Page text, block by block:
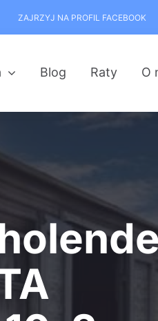
ZAJRZYJ NA PROFIL FACEBOOK
Blog Raty O